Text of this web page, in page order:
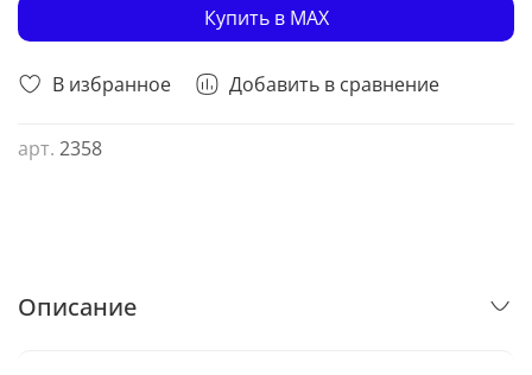
В избранное Добавить в сравнение
арт. 2358
Купить в MAX
Описание